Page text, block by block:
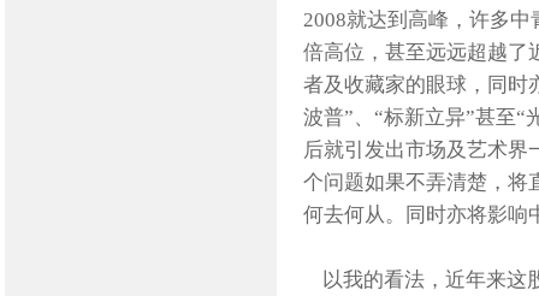
2008就达到高峰，许多
倍高位，甚至远远超越了
者及收藏家的眼球，同时
波普”、“标新立异”甚至“
后就引发出市场及艺术界
个问题如果不弄清楚，将
何去何从。同时亦将影响
以我的看法，近年来这